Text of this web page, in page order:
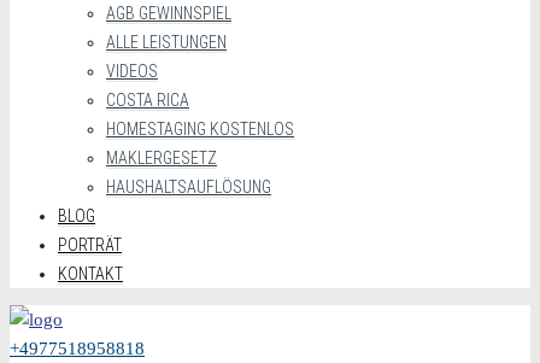
AGB GEWINNSPIEL
ALLE LEISTUNGEN
VIDEOS
COSTA RICA
HOMESTAGING KOSTENLOS
MAKLERGESETZ
HAUSHALTSAUFLÖSUNG
BLOG
PORTRÄT
KONTAKT
+4977518958818